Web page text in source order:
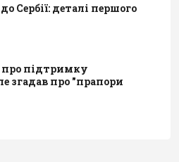
Сербії: деталі першого
підтримку
згадав про "прапори